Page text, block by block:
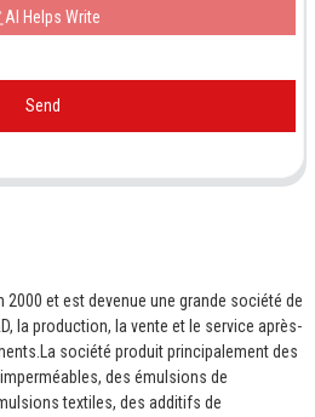
AI Helps Write
Send
2000 et est devenue une grande société de
la production, la vente et le service après-
La société produit principalement des
des émulsions de
textiles, des additifs de